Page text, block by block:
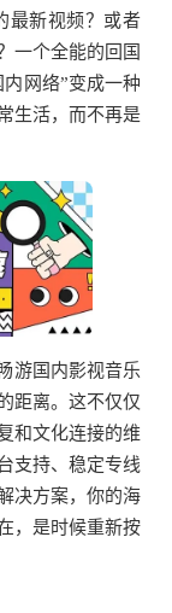
最新视频？或者
一个全能的回国
网络”变成一种
生活，而不再是
游国内影视音乐
距离。这不仅仅
和文化连接的维
支持、稳定专线
决方案，你的海
，是时候重新按